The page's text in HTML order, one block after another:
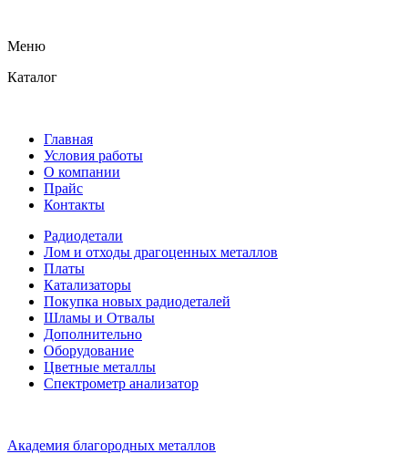
Меню
Каталог
Главная
Условия работы
О компании
Прайс
Контакты
Радиодетали
Лом и отходы драгоценных металлов
Платы
Катализаторы
Покупка новых радиодеталей
Шламы и Отвалы
Дополнительно
Оборудование
Цветные металлы
Спектрометр анализатор
Академия благородных металлов